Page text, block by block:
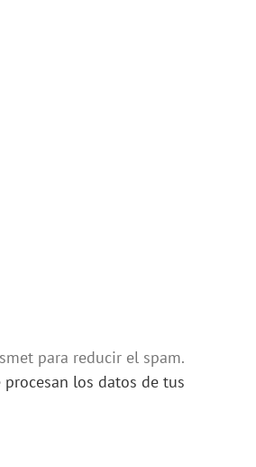
para reducir el spam.
los datos de tus